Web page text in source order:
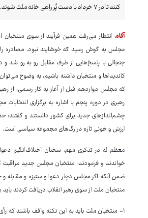
کنند تا در ۷ خرداد با دست پُر راهی خانه ملت شوند.
آگاه: انتظار می‌رفت همین فرآیند از سوی
مجلس به گوش رسید که خوشایند نبود. مصادره
جنجالی با پاسخ‌هایی از طرف مقابل رو به رو
کاندیداها و منتخبان داشته باشیم، به وضوح
رهبری در دوره پنجم با اشاره به برگزاری
چشم‌اندازهای جدید برای کشور دانستند و گفتند:
ارزش و خونی تازه در رگ‌های مجموعه سیاسی است.
معظم له در تذکری مهم، سخنان اختلاف‌انگیز،
خواندند و فرمودند: منتخبان مجلس جدید
ضمن آنکه اگر مجلس دچار دعوا و ستیزه و مقابله و
منتخبان ملت از سوی رهبر انقلاب دریافت کردند
۱- منتخبان ملت باید به این نکته واقف باشند که